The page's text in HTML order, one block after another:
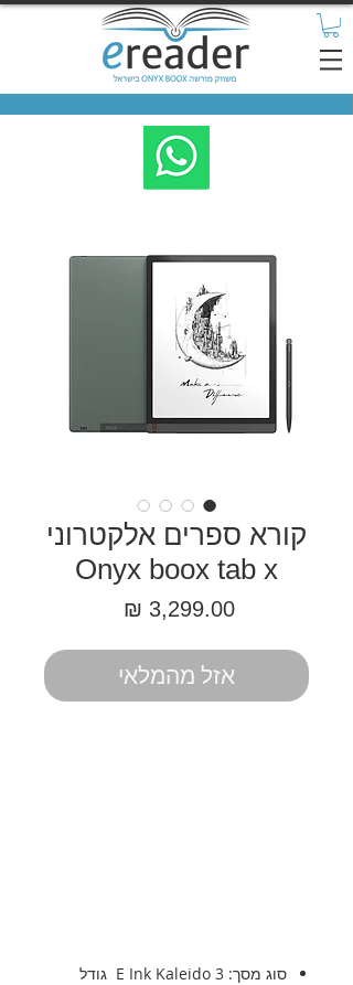
קורא ספרים אלקטרוני
Onyx boox tab x
אזל מהמלאי
סוג מסך: E Ink Kaleido 3 גודל